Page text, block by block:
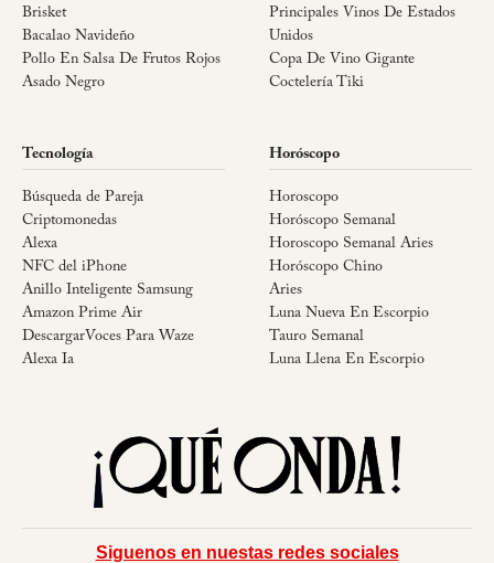
Brisket
Bacalao Navideño
Pollo En Salsa De Frutos Rojos
Asado Negro
Principales Vinos De Estados
Unidos
Copa De Vino Gigante
Coctelería Tiki
Tecnología
Búsqueda de Pareja
Criptomonedas
Alexa
NFC del iPhone
Anillo Inteligente Samsung
Amazon Prime Air
DescargarVoces Para Waze
Alexa Ia
Horóscopo
Horoscopo
Horóscopo Semanal
Horoscopo Semanal Aries
Horóscopo Chino
Aries
Luna Nueva En Escorpio
Tauro Semanal
Luna Llena En Escorpio
Siguenos en nuestas redes sociales